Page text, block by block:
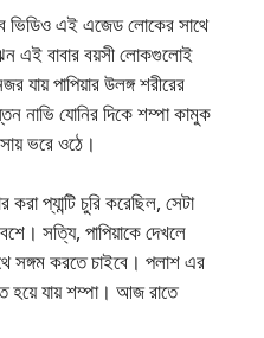
ভিডিও এই এজেড লোকের সাথে
এই বাবার বয়সী লোকগুলোই
যায় পাপিয়ার উলঙ্গ শরীরের
নাভি যোনির দিকে শম্পা কামুক
ভরে ওঠে।
করা প্যান্টি চুরি করেছিল, সেটা
সত্যি, পাপিয়াকে দেখলে
সঙ্গম করতে চাইবে। পলাশ এর
যায় শম্পা। আজ রাতে